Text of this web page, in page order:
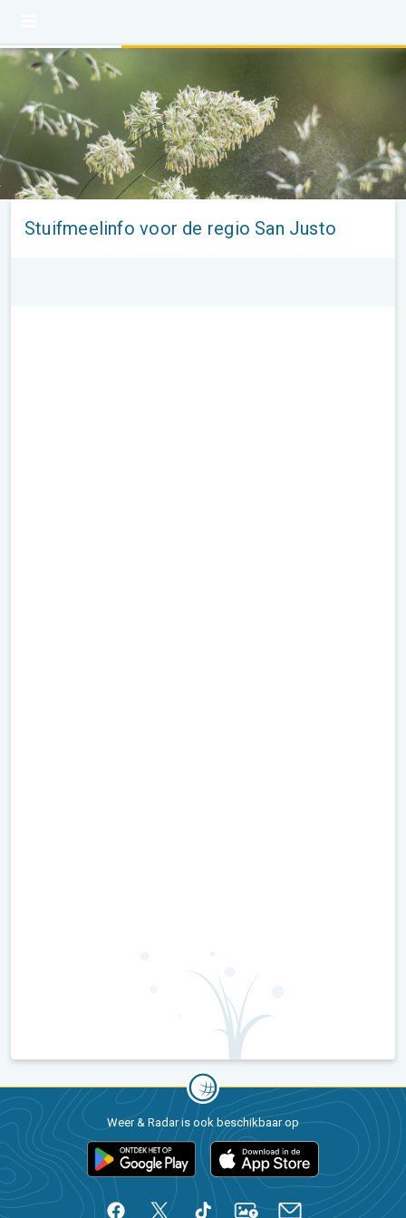
Stuifmeelinfo voor de regio San Justo
Weer & Radar is ook beschikbaar op